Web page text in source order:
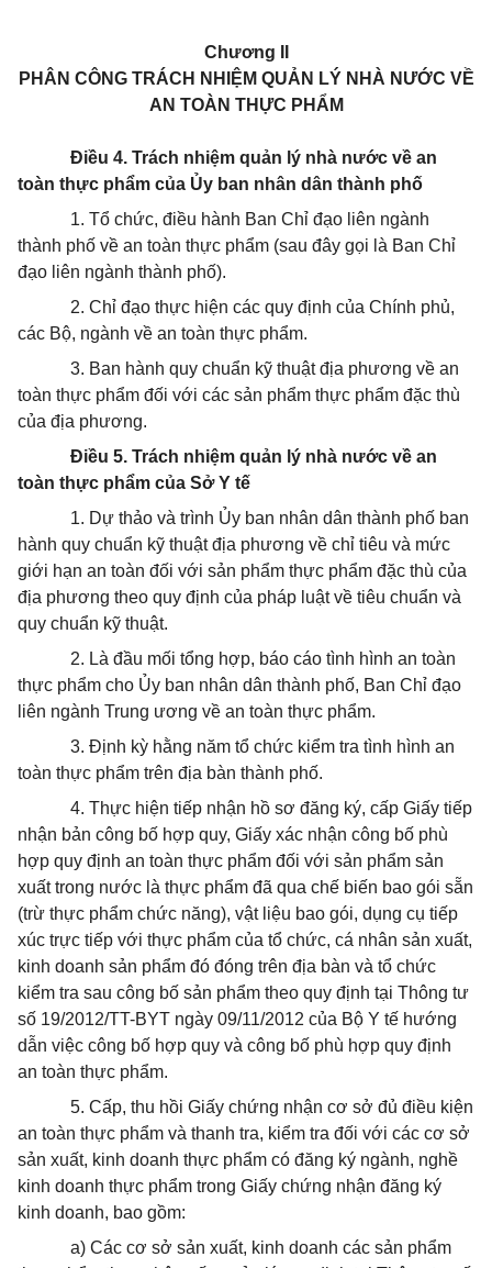
Chương II
PHÂN CÔNG TRÁCH NHIỆM QUẢN LÝ NHÀ NƯỚC VỀ
AN TOÀN THỰC PHẨM
Điều 4. Trách nhiệm quản lý nhà nước về an
toàn thực phẩm của Ủy ban nhân dân thành phố
1. Tổ chức, điều hành Ban Chỉ đạo liên ngành
thành phố về an toàn thực phẩm (sau đây gọi à Ban Chỉ
đạo liên ngành thành phố).
2. Chỉ đạo thực hiện các quy định của Chính phủ,
các Bộ, ngành về an toàn thực phẩm.
3. Ban hành quy chuẩn kỹ thuật địa phương về an
toàn thực phẩm đối với các sản phẩm thực phẩm đặc thù
của địa phương.
Điều 5. Trách nhiệm quản lý nhà nước về an
toàn thực phẩm của Sở Y tế
1. Dự thảo và trình Ủy ban nhân dân thành phố ban
hành quy chuẩn kỹ thuật địa phương về chỉ tiêu và mức
giới hạn an toàn đối với sản phẩm thực phẩm đặc thù của
địa phương theo quy định của pháp luật về tiêu chuẩn và
quy chuẩn kỹ thuật.
2. Là đầu mối tổng hợp, báo cáo tình hình an toàn
thực phẩm cho Ủy ban nhân dân thành phố, Ban Chỉ đạo
liên ngành Trung ương về an toàn thực phẩm.
3. Định kỳ hằng năm tổ chức kiểm tra tình hình an
toàn thực phẩm trên địa bàn thành phố.
4. Thực hiện tiếp nhận hồ sơ đăng ký, cấp Giấy tiếp
nhận bản công bố hợp quy, Giấy xác nhận công bố phù
hợp quy định an toàn thực phẩm đối với sản phẩm sản
xuất trong nước là thực phẩm đã qua chế biến bao gói sẵn
(trừ thực phẩm chức năng), vật liệu bao gói, dụng cụ tiếp
xúc trực tiếp với thực phẩm của tổ chức, cá nhân sản xuất,
kinh doanh sản phẩm đó đóng trên địa bàn và tổ chức
kiểm tra sau công bố sản phẩm theo quy định tại Thông tư
số 19/2012/TT-BYT ngày 09/11/2012 của Bộ Y tế hướng
dẫn việc công bố hợp quy và công bố phù hợp quy định
an toàn thực phẩm.
5. Cấp, thu hồi Giấy chứng nhận cơ sở đủ điều kiện
an toàn thực phẩm và thanh tra, kiểm tra đối với các cơ sở
sản xuất, kinh doanh thực phẩm có đăng ký ngành, nghề
kinh doanh thực phẩm trong Giấy chứng nhận đăng ký
kinh doanh, bao gồm:
a) Các cơ sở sản xuất, kinh doanh các sản phẩm